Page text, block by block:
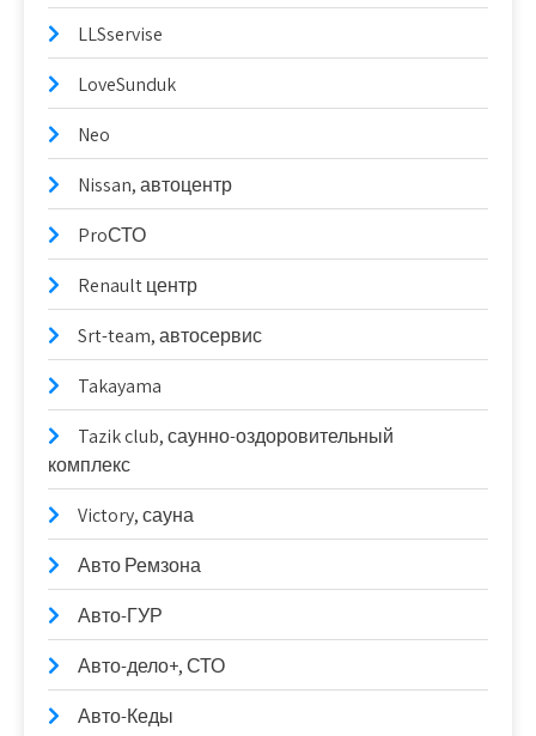
LLSservise
LoveSunduk
Neo
Nissan, автоцентр
ProСТО
Renault центр
Srt-team, автосервис
Takayama
Tazik club, саунно-оздоровительный
комплекс
Victory, сауна
Авто Ремзона
Авто-ГУР
Авто-дело+, СТО
Авто-Кеды